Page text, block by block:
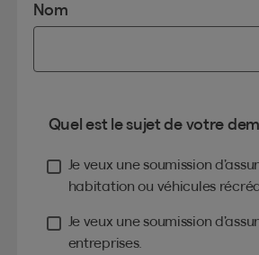
Nom
Quel est le sujet de votre
Je veux une soumission
habitation ou véhicules
Je veux une soumission
entreprises.